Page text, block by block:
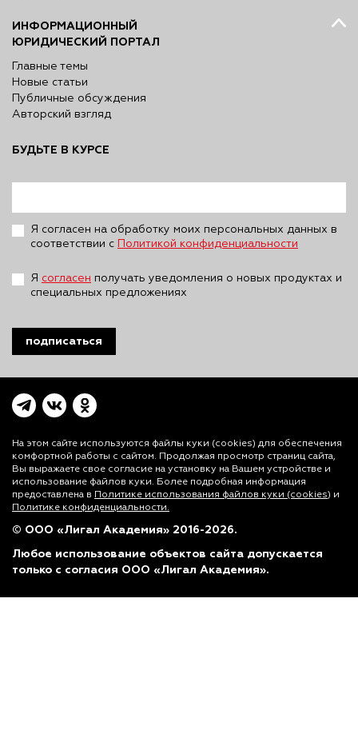
ИНФОРМАЦИОННЫЙ
ЮРИДИЧЕСКИЙ ПОРТАЛ
Главные темы
Новые статьи
Публичные обсуждения
Авторский взгляд
БУДЬТЕ В КУРСЕ
Я согласен на обработку моих персональных данных в
соответствии с
Политикой конфиденциальности
Я согласен получать уведомления о новых продуктах и
специальных предложениях
подписаться
На этом сайте используются файлы куки (cookies) для обеспечения
комфортной работы с сайтом. Продолжая просмотр страниц сайта,
Вы выражаете свое согласие на установку на Вашем устройстве и
использование файлов куки. Более подробная информация
предоставлена в Политике использования файлов куки (cookies) и
Политике конфиденциальности.
© ООО «Лигал Академия» 2016-2026.
Любое использование объектов сайта допускается
только с согласия ООО «Лигал Академия».